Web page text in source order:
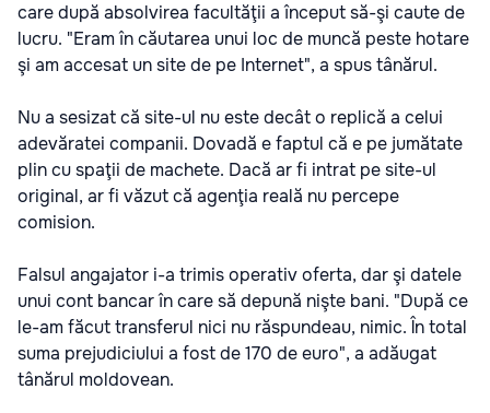
care după absolvirea facultăţii a început să-şi caute de
lucru. "Eram în căutarea unui loc de muncă peste hotare
şi am accesat un site de pe Internet", a spus tânărul.
Nu a sesizat că site-ul nu este decât o replică a celui
adevăratei companii. Dovadă e faptul că e pe jumătate
plin cu spaţii de machete. Dacă ar fi intrat pe site-ul
original, ar fi văzut că agenţia reală nu percepe
comision.
Falsul angajator i-a trimis operativ oferta, dar şi datele
unui cont bancar în care să depună nişte bani. "După ce
le-am făcut transferul nici nu răspundeau, nimic. În total
suma prejudiciului a fost de 170 de euro", a adăugat
tânărul moldovean.